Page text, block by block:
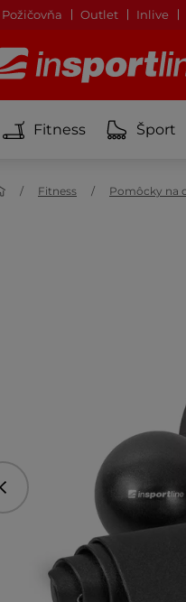
Požičovňa Outlet Inlive
Fitness Šport
Fitness Pomôcky na
Predchádzajúce